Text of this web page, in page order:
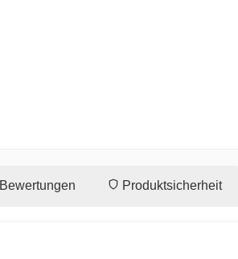
Bewertungen Produktsicherheit